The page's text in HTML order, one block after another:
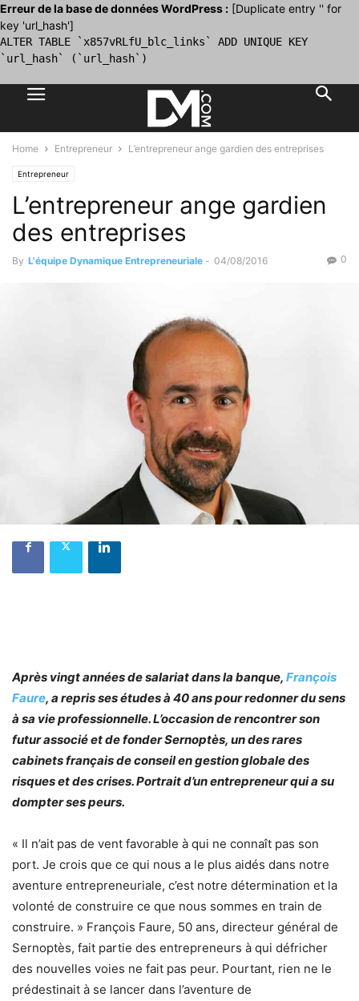
Erreur de la base de données WordPress : [Duplicate entry '' for
key 'url_hash']
ALTER TABLE `x857vRLfU_blc_links` ADD UNIQUE KEY
`url_hash` (`url_hash`)
Home Entrepreneur L’entrepreneur ange gardien des entreprises
Entrepreneur
L’entrepreneur ange gardien
des entreprises
By L'équipe Dynamique Entrepreneuriale - 04/08/2016 0
Après vingt années de salariat dans la banque, François
Faure, a repris ses études à 40 ans pour redonner du sens
à sa vie professionnelle. L’occasion de rencontrer son
futur associé et de fonder Sernoptès, un des rares
cabinets français de conseil en gestion globale des
risques et des crises. Portrait d’un entrepreneur qui a su
dompter ses peurs.
« Il n’ait pas de vent favorable à qui ne connaît pas son
port. Je crois que ce qui nous a le plus aidés dans notre
aventure entrepreneuriale, c’est notre détermination et la
volonté de construire ce que nous sommes en train de
construire. » François Faure, 50 ans, directeur général de
Sernoptès, fait partie des entrepreneurs à qui défricher
des nouvelles voies ne fait pas peur. Pourtant, rien ne le
prédestinait à se lancer dans l’aventure de